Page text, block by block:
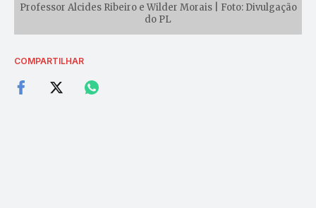
Professor Alcides Ribeiro e Wilder Morais | Foto: Divulgação
do PL
COMPARTILHAR